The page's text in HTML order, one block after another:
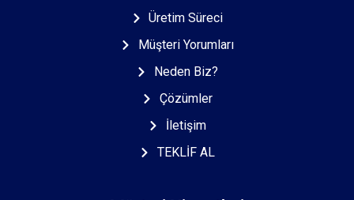
Üretim Süreci
Müşteri Yorumları
Neden Biz?
Çözümler
İletişim
TEKLİF AL